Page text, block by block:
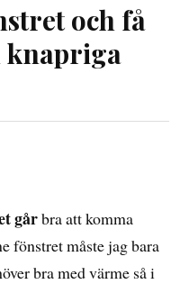
och få
knapriga
gårbra att komma
fönstret måste jag bara
bra med värme så i